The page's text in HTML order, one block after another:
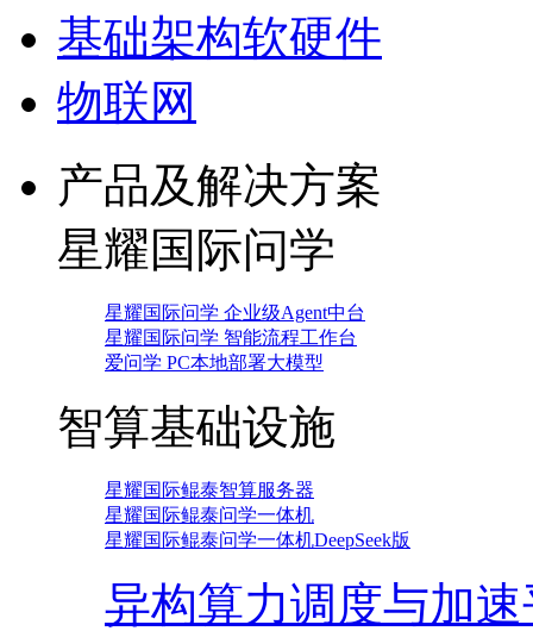
基础架构软硬件
物联网
产品及解决方案
星耀国际问学
星耀国际问学 企业级Agent中台
星耀国际问学 智能流程工作台
爱问学 PC本地部署大模型
智算基础设施
星耀国际鲲泰智算服务器
星耀国际鲲泰问学一体机
星耀国际鲲泰问学一体机DeepSeek版
异构算力调度与加